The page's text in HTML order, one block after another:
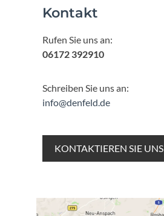
Kontakt
Rufen Sie uns an:
06172 392910
Schreiben Sie uns an:
info@denfeld.de
KONTAKTIEREN SIE UNS